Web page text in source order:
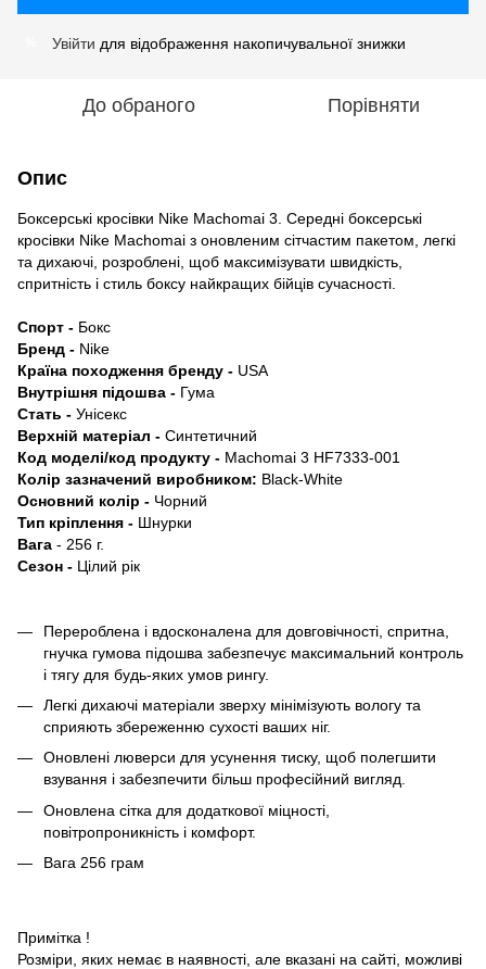
Увійти для відображення накопичувальної знижки
До обраного Порівняти
Опис
Боксерські кросівки Nike Machomai 3. Середні боксерські
кросівки Nike Machomai з оновленим сітчастим пакетом, легкі
та дихаючі, розроблені, щоб максимізувати швидкість,
спритність і стиль боксу найкращих бійців сучасності.
Спорт - Бокс
Бренд - Nike
Країна походження бренду - USA
Внутрішня підошва - Гума
Стать - Унісекс
Верхній матеріал - Синтетичний
Код моделі/код продукту - Machomai 3 HF7333-001
Колір зазначений виробником: Black-White
Основний колір - Чорний
Тип кріплення - Шнурки
Вага - 256 г.
Сезон - Цілий рік
Перероблена і вдосконалена для довговічності, спритна,
гнучка гумова підошва забезпечує максимальний контроль
і тягу для будь-яких умов рингу.
Легкі дихаючі матеріали зверху мінімізують вологу та
сприяють збереженню сухості ваших ніг.
Оновлені люверси для усунення тиску, щоб полегшити
взування і забезпечити більш професійний вигляд.
Оновлена ​​сітка для додаткової міцності,
повітропроникність і комфорт.
Вага 256 грам
Примітка !
Розміри, яких немає в наявності, але вказані на сайті, можливі